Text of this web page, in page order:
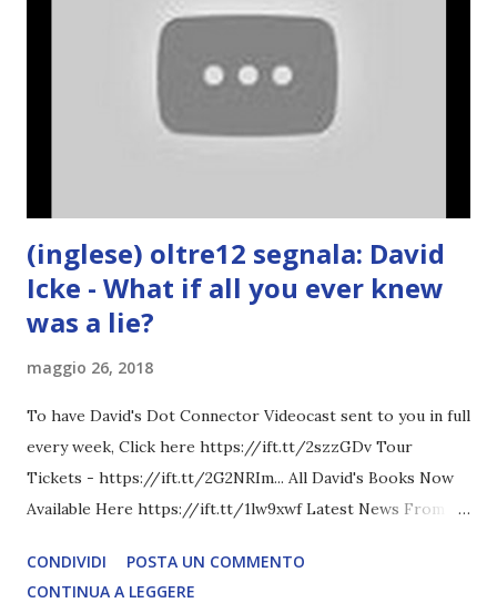
(inglese) oltre12 segnala: David
Icke - What if all you ever knew
was a lie?
maggio 26, 2018
To have David's Dot Connector Videocast sent to you in full
every week, Click here https://ift.tt/2szzGDv Tour
Tickets - https://ift.tt/2G2NRIm... All David's Books Now
Available Here https://ift.tt/1lw9xwf Latest News From
COMPLETO - fonte
CONDIVIDI
POSTA UN COMMENTO
CONTINUA A LEGGERE